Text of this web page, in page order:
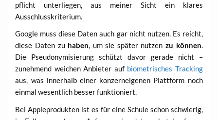
pflicht unter­lie­gen, aus mei­ner Sicht ein kla­res
Ausschlusskriterium.
Goog­le muss die­se Daten auch gar nicht nut­zen. Es reicht,
die­se Daten zu haben, um sie spä­ter nut­zenzu kön­nen.
Die Pseud­ony­mi­sie­rung schützt davor gera­de nicht –
zuneh­mend wei­chen Anbie­ter auf bio­me­tri­sches Track­ing
aus, was inner­halb einer kon­zern­ei­ge­nen Platt­form noch
ein­mal wesent­lich bes­ser funktioniert.
Bei App­le­pro­duk­ten ist es für eine Schu­le schon schwie­rig,